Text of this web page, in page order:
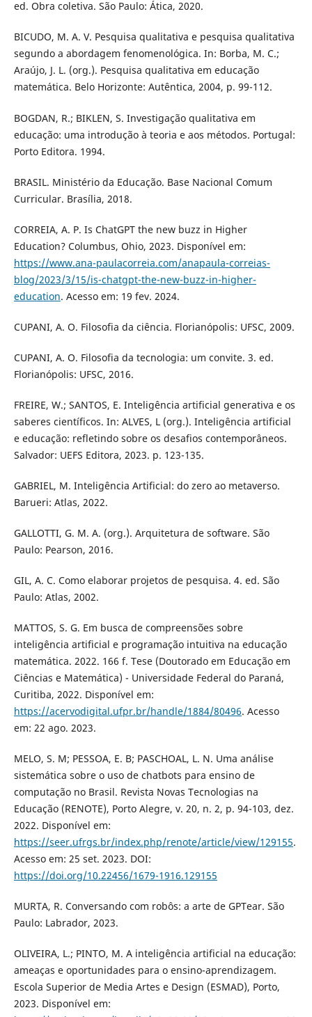
ed. Obra coletiva. São Paulo: Ática, 2020.
BICUDO, M. A. V. Pesquisa qualitativa e pesquisa qualitativa
segundo a abordagem fenomenológica. In: Borba, M. C.;
Araújo, J. L. (org.). Pesquisa qualitativa em educação
matemática. Belo Horizonte: Autêntica, 2004, p. 99-112.
BOGDAN, R.; BIKLEN, S. Investigação qualitativa em
educação: uma introdução à teoria e aos métodos. Portugal:
Porto Editora. 1994.
BRASIL. Ministério da Educação. Base Nacional Comum
Curricular. Brasília, 2018.
CORREIA, A. P. Is ChatGPT the new buzz in Higher
Education? Columbus, Ohio, 2023. Disponível em:
https://www.ana-paulacorreia.com/anapaula-correias-
blog/2023/3/15/is-chatgpt-the-new-buzz-in-higher-
education. Acesso em: 19 fev. 2024.
CUPANI, A. O. Filosofia da ciência. Florianópolis: UFSC, 2009.
CUPANI, A. O. Filosofia da tecnologia: um convite. 3. ed.
Florianópolis: UFSC, 2016.
FREIRE, W.; SANTOS, E. Inteligência artificial generativa e os
saberes científicos. In: ALVES, L (org.). Inteligência artificial
e educação: refletindo sobre os desafios contemporâneos.
Salvador: UEFS Editora, 2023. p. 123-135.
GABRIEL, M. Inteligência Artificial: do zero ao metaverso.
Barueri: Atlas, 2022.
GALLOTTI, G. M. A. (org.). Arquitetura de software. São
Paulo: Pearson, 2016.
GIL, A. C. Como elaborar projetos de pesquisa. 4. ed. São
Paulo: Atlas, 2002.
MATTOS, S. G. Em busca de compreensões sobre
inteligência artificial e programação intuitiva na educação
matemática. 2022. 166 f. Tese (Doutorado em Educação em
Ciências e Matemática) - Universidade Federal do Paraná,
Curitiba, 2022. Disponível em:
https://acervodigital.ufpr.br/handle/1884/80496. Acesso
em: 22 ago. 2023.
MELO, S. M; PESSOA, E. B; PASCHOAL, L. N. Uma análise
sistemática sobre o uso de chatbots para ensino de
computação no Brasil. Revista Novas Tecnologias na
Educação (RENOTE), Porto Alegre, v. 20, n. 2, p. 94-103, dez.
2022. Disponível em:
https://seer.ufrgs.br/index.php/renote/article/view/129155.
Acesso em: 25 set. 2023. DOI:
https://doi.org/10.22456/1679-1916.129155
MURTA, R. Conversando com robôs: a arte de GPTear. São
Paulo: Labrador, 2023.
OLIVEIRA, L.; PINTO, M. A inteligência artificial na educação:
ameaças e oportunidades para o ensino-aprendizagem.
Escola Superior de Media Artes e Design (ESMAD), Porto,
2023. Disponível em: